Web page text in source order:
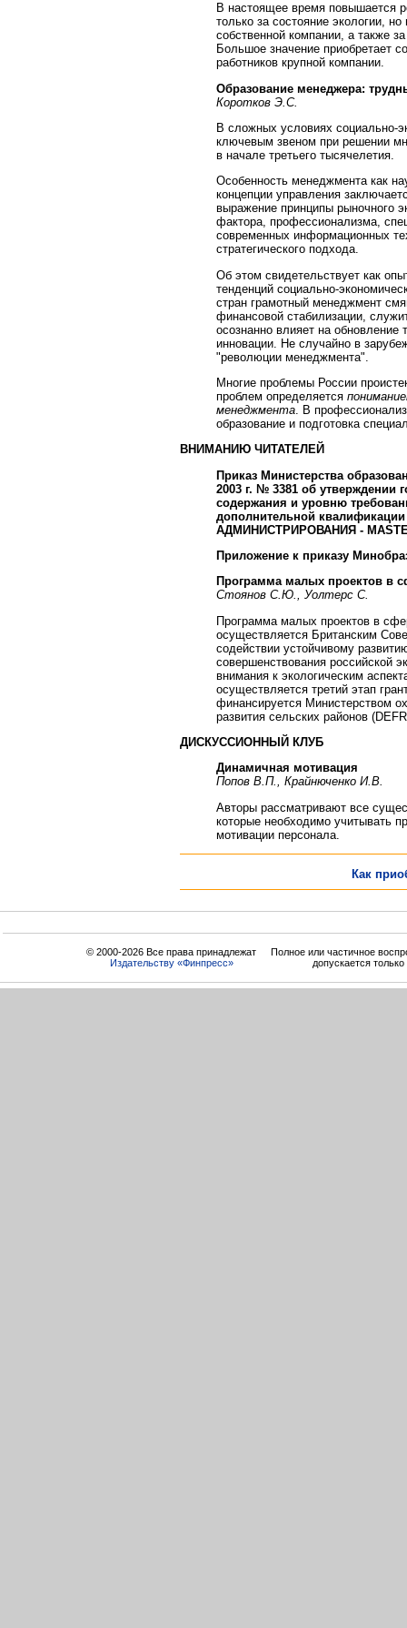
В настоящее время повышается
только за состояние экологии,
собственной компании, а также
Большое значение приобретает
работников крупной компании.
Образование менеджера:
Коротков Э.С.
В сложных условиях социально-
ключевым звеном при решении
в начале третьего тысячелетия.
Особенность менеджмента как
концепции управления
выражение принципы рыночного
фактора, профессионализма,
современных информационных
стратегического подхода.
Об этом свидетельствует как
тенденций социально-
стран грамотный менеджмент
финансовой стабилизации,
осознанно влияет на обновление
инновации. Не случайно в
"революции менеджмента".
Многие проблемы России
проблем определяется
менеджмента . В
образование и подготовка
ВНИМАНИЮ ЧИТАТЕЛЕЙ
Приказ Министерства
2003 г. № 3381 об утверждении
содержания и уровню
дополнительной
АДМИНИСТРИРОВАНИЯ -
Приложение к приказу
Программа малых проектов в
Стоянов С.Ю., Уолтерс С.
Программа малых проектов в
осуществляется Британским
содействии устойчивому
совершенствования российской
внимания к экологическим
осуществляется третий этап
финансируется Министерством
развития сельских районов
ДИСКУССИОННЫЙ КЛУБ
Динамичная мотивация
Попов В.П., Крайнюченко И.В.
Авторы рассматривают все
которые необходимо учитывать
мотивации персонала.
Как
© 2000-2026 Все права принадлежат
Издательству «Финпресс»
Полное или частичное
допускается